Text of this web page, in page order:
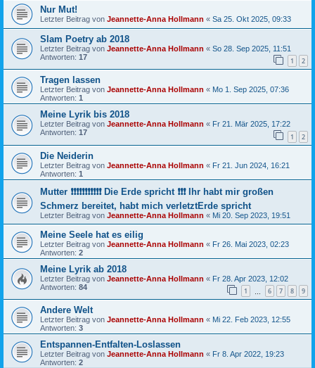
Nur Mut!
Letzter Beitrag von Jeannette-Anna Hollmann « Sa 25. Okt 2025, 09:33
Slam Poetry ab 2018
Letzter Beitrag von Jeannette-Anna Hollmann « So 28. Sep 2025, 11:51
Antworten: 17 1 2
Tragen lassen
Letzter Beitrag von Jeannette-Anna Hollmann « Mo 1. Sep 2025, 07:36
Antworten: 1
Meine Lyrik bis 2018
Letzter Beitrag von Jeannette-Anna Hollmann « Fr 21. Mär 2025, 17:22
Antworten: 17 1 2
Die Neiderin
Letzter Beitrag von Jeannette-Anna Hollmann « Fr 21. Jun 2024, 16:21
Antworten: 1
Mutter ❗️❗️❗️❗️❗️❗️❗️❗️❗️❗️❗️ Die Erde spricht ❗❗❗ Ihr habt mir großen
Schmerz bereitet, habt mich verletztErde spricht
Letzter Beitrag von Jeannette-Anna Hollmann « Mi 20. Sep 2023, 19:51
Meine Seele hat es eilig
Letzter Beitrag von Jeannette-Anna Hollmann « Fr 26. Mai 2023, 02:23
Antworten: 2
Meine Lyrik ab 2018
Letzter Beitrag von Jeannette-Anna Hollmann « Fr 28. Apr 2023, 12:02
Antworten: 84 1 6 7 8 9
Andere Welt
Letzter Beitrag von Jeannette-Anna Hollmann « Mi 22. Feb 2023, 12:55
Antworten: 3
Entspannen-Entfalten-Loslassen
Letzter Beitrag von Jeannette-Anna Hollmann « Fr 8. Apr 2022, 19:23
Antworten: 2